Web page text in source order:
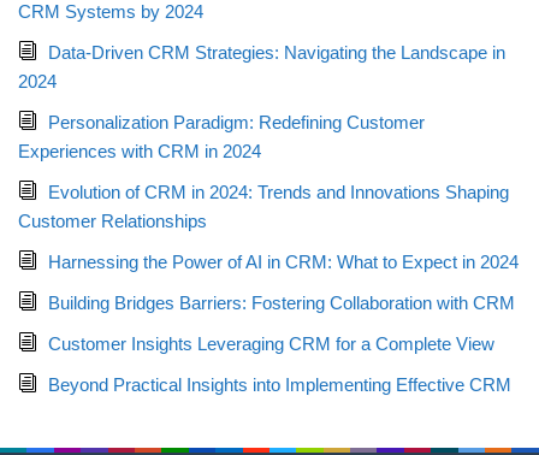
CRM Systems by 2024
Data-Driven CRM Strategies: Navigating the Landscape in
2024
Personalization Paradigm: Redefining Customer
Experiences with CRM in 2024
Evolution of CRM in 2024: Trends and Innovations Shaping
Customer Relationships
Harnessing the Power of AI in CRM: What to Expect in 2024
Building Bridges Barriers: Fostering Collaboration with CRM
Customer Insights Leveraging CRM for a Complete View
Beyond Practical Insights into Implementing Effective CRM